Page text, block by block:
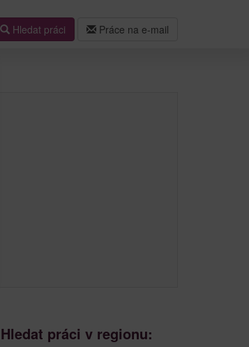
Hledat práci Práce na e-mail
Hledat práci v regionu: